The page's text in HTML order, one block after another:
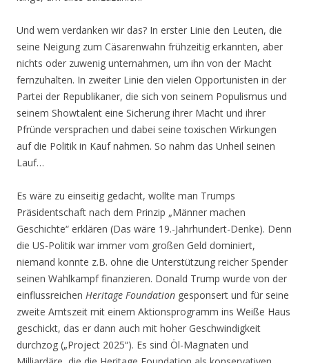
Und wem verdanken wir das? In erster Linie den Leuten, die
seine Neigung zum Cäsarenwahn frühzeitig erkannten, aber
nichts oder zuwenig unternahmen, um ihn von der Macht
fernzuhalten. In zweiter Linie den vielen Opportunisten in der
Partei der Republikaner, die sich von seinem Populismus und
seinem Showtalent eine Sicherung ihrer Macht und ihrer
Pfründe versprachen und dabei seine toxischen Wirkungen
auf die Politik in Kauf nahmen. So nahm das Unheil seinen
Lauf…
Es wäre zu einseitig gedacht, wollte man Trumps
Präsidentschaft nach dem Prinzip „Männer machen
Geschichte“ erklären (Das wäre 19.-Jahrhundert-Denke). Denn
die US-Politik war immer vom großen Geld dominiert,
niemand konnte z.B. ohne die Unterstützung reicher Spender
seinen Wahlkampf finanzieren. Donald Trump wurde von der
einflussreichen Heritage Foundation gesponsert und für seine
zweite Amtszeit mit einem Aktionsprogramm ins Weiße Haus
geschickt, das er dann auch mit hoher Geschwindigkeit
durchzog („Project 2025“). Es sind Öl-Magnaten und